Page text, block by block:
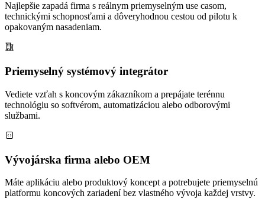
Najlepšie zapadá firma s reálnym priemyselným use casom,
technickými schopnosťami a dôveryhodnou cestou od pilotu k
opakovaným nasadeniam.
Priemyselný systémový integrátor
Vediete vzťah s koncovým zákazníkom a prepájate terénnu
technológiu so softvérom, automatizáciou alebo odborovými
službami.
Vývojárska firma alebo OEM
Máte aplikáciu alebo produktový koncept a potrebujete priemyselnú
platformu koncových zariadení bez vlastného vývoja každej vrstvy.